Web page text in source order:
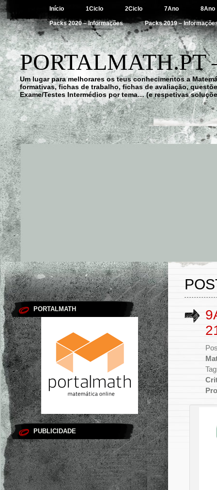
Início 1Ciclo 2Ciclo 7Ano 8Ano
Packs 2020 – Informações Packs 2019 –
Um lugar para melhorares os teus conhecimentos a
formativas, fichas de trabalho, fichas de avaliação,
Exame/Testes Intermédios por tema… (e respetivas
PORTALMATH
PUBLICIDADE